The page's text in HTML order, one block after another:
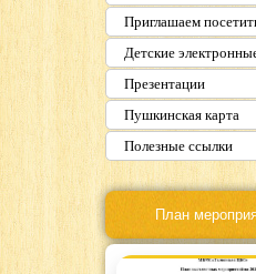
Приглашаем
Детские
Презентации
Пушкинская карта
Полезные ссылки
План